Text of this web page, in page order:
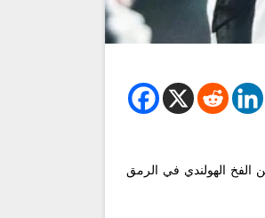
صامويل مبانجولا ليخلص يوفي من الفخ الهولندي في الرمق